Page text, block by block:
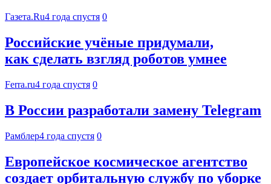
Газета.Ru4 года спустя 0
Российские учёные придумали,
как сделать взгляд роботов умнее
Ferra.ru4 года спустя 0
В России разработали замену Telegram
Рамблер4 года спустя 0
Европейское космическое агентство
создает орбитальную службу по уборке